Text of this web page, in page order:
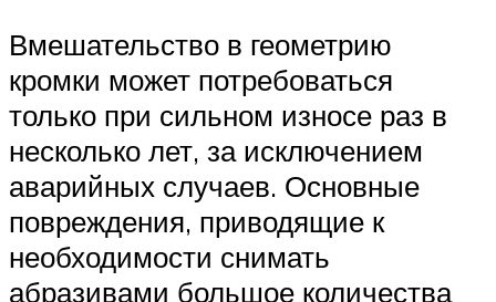
Вмешательство в геометрию
кромки может потребоваться
только при сильном износе раз в
несколько лет, за исключением
аварийных случаев. Основные
повреждения, приводящие к
необходимости снимать
абразивами большое количества